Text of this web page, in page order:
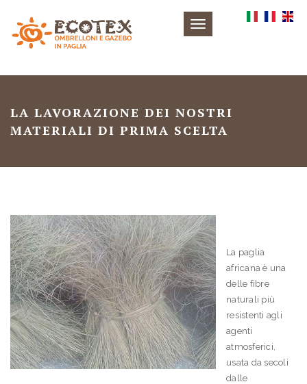
Toggle
LA LAVORAZIONE DEI NOSTRI
MATERIALI DI PRIMA SCELTA
La paglia
africana è una
delle fibre
naturali più
resistenti agli
agenti
atmosferici,
usata da secoli
dalle